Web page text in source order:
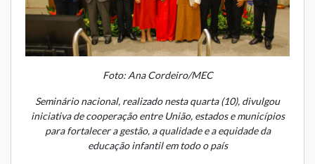
Foto: Ana Cordeiro/MEC
Seminário nacional, realizado nesta quarta (10), divulgou
iniciativa de cooperação entre União, estados e municípios
para fortalecer a gestão, a qualidade e a equidade da
educação infantil em todo o país